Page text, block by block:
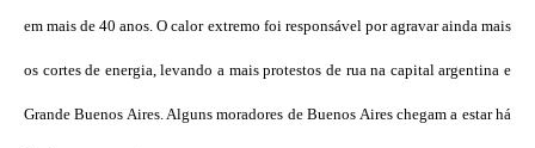
em mais de 40 anos. O calor extremo foi responsável por agravar ainda mais
os cortes de energia, levando a mais protestos de rua na capital argentina e
Grande Buenos Aires. Alguns moradores de Buenos Aires chegam a estar há